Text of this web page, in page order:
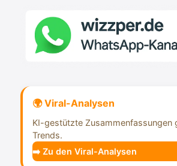
🌍 Viral-Analysen
KI-gestützte Zusammenfassungen
Trends.
➡️ Zu den Viral-Analysen